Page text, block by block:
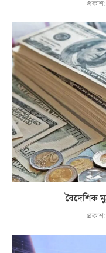
প্রকাশ:
বৈদেশিক
প্রকাশ: